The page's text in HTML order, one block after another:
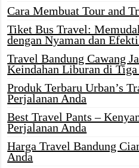
Cara Membuat Tour and
Tiket Bus Travel:
dengan Nyaman dan
Travel Bandung Cawang
Keindahan Liburan di
Produk Terbaru Urban’s
Perjalanan Anda
Best Travel Pants –
Perjalanan Anda
Harga Travel Bandung
Anda